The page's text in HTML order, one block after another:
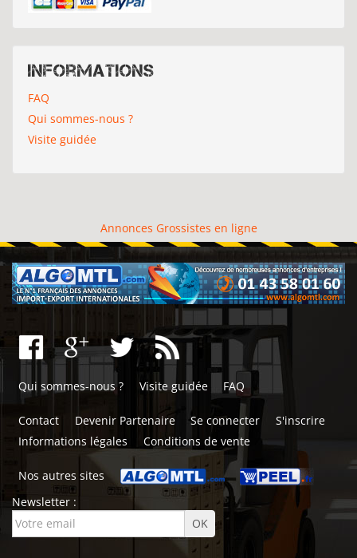
Informations
FAQ
Qui sommes-nous ?
Visite guidée
Annonces Grossistes en ligne
Qui sommes-nous ? Visite guidée FAQ
Contact Devenir Partenaire Se connecter
S'inscrire
Informations légales
Conditions de vente
Nos autres sites
Newsletter :